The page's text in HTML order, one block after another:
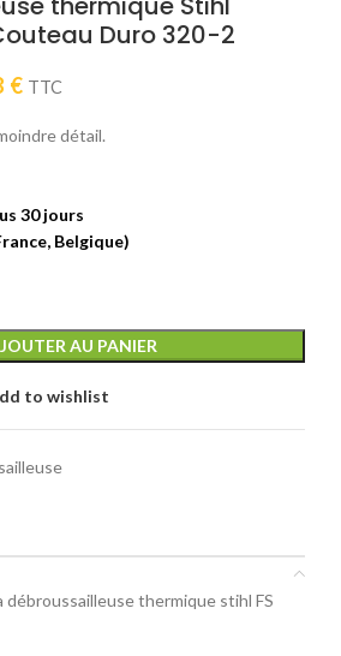
Duro 320-2
€.
€Le
actuel
TTC
détail.
AU PANIER
to wishlist
thermique stihl FS